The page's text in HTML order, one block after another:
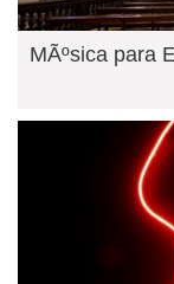
MÃºsica para